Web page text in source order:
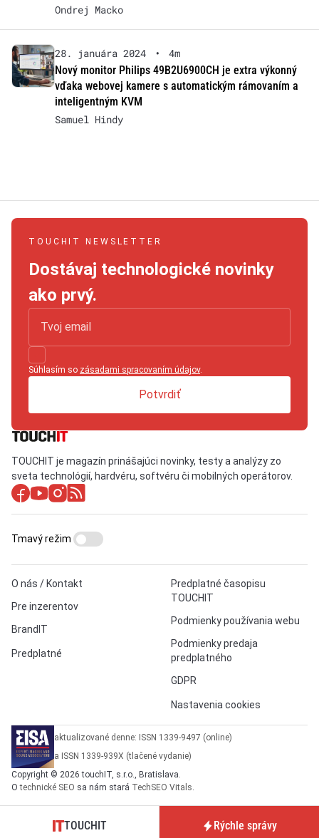
Ondrej Macko
28. januára 2024 •
4m
Nový monitor Philips 49B2U6900CH je extra výkonný
vďaka webovej kamere s automatickým rámovaním a
inteligentným KVM
Samuel Hindy
TOUCHIT NEWSLETTER
Dostávaj technologické novinky
ako prvý.
Súhlasím so zásadami spracovaním údajov.
Potvrdiť
TOUCHIT je magazín prinášajúci novinky, testy a analýzy zo
sveta technológií, hardvéru, softvéru či mobilných operátorov.
O nás / Kontakt
Pre inzerentov
BrandIT
Predplatné
Predplatné časopisu
TOUCHIT
Podmienky používania webu
Podmienky predaja
predplatného
GDPR
Nastavenia cookies
Tmavý režim
aktualizované denne: ISSN 1339-9497 (online)
a ISSN 1339-939X (tlačené vydanie)
Copyright © 2026 touchIT, s.r.o., Bratislava.
Otechnické SEO sa nám stará TechSEO Vitals.
TOUCHIT Rýchle správy